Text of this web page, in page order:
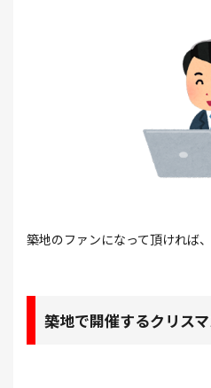
築地のファンになって頂ければ
築地で開催するクリス